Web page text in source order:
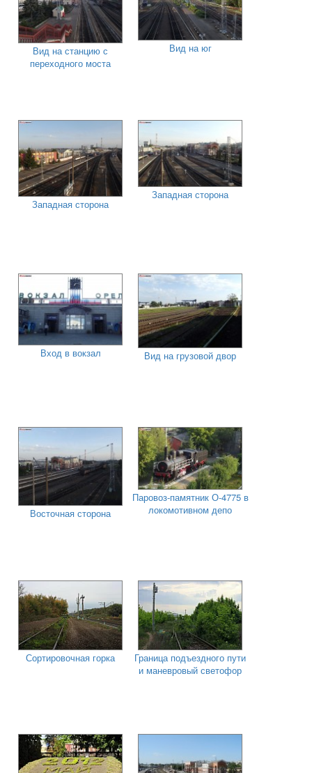
Вид на станцию с
переходного моста
Вид на юг
Западная сторона
Западная сторона
Вход в вокзал Вид на грузовой двор
Восточная сторона
Паровоз-памятник О-4775 в
локомотивном депо
Сортировочная горка
Граница подъездного пути
и маневровый светофор